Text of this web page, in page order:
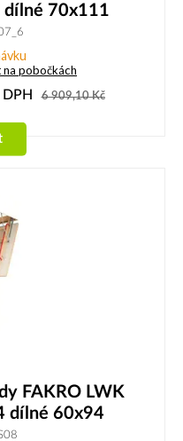
dílné 70x111
pobočkách
DPH 6 909,10Kč
FAKRO LWK
dílné 60x94